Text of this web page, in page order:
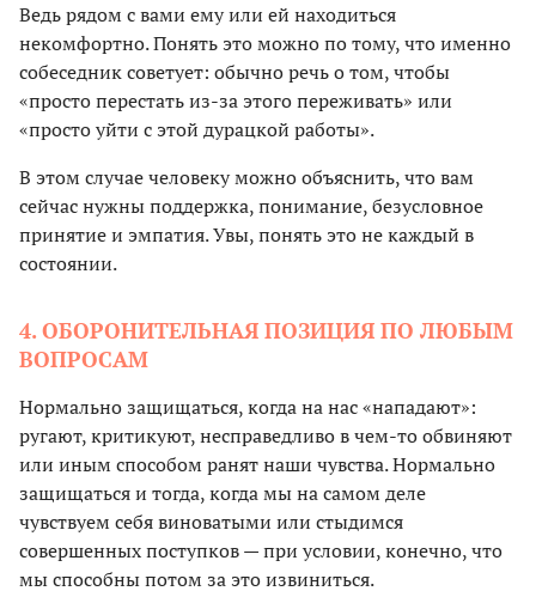
Ведь рядом с вами ему или ей находиться
некомфортно. Понять это можно по тому, что именно
собеседник советует: обычно речь о том, чтобы
«просто перестать из-за этого переживать» или
«просто уйти с этой дурацкой работы».
В этом случае человеку можно объяснить, что вам
сейчас нужны поддержка, понимание, безусловное
принятие и эмпатия. Увы, понять это не каждый в
состоянии.
4. ОБОРОНИТЕЛЬНАЯ ПОЗИЦИЯ ПО ЛЮБЫМ
ВОПРОСАМ
Нормально защищаться, когда на нас «нападают»:
ругают, критикуют, несправедливо в чем-то обвиняют
или иным способом ранят наши чувства. Нормально
защищаться и тогда, когда мы на самом деле
чувствуем себя виноватыми или стыдимся
совершенных поступков — при условии, конечно, что
мы способны потом за это извиниться.